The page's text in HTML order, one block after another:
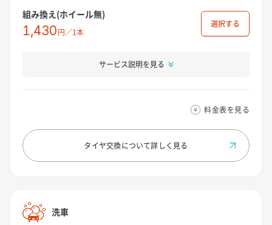
組み換え(ホイール無)
1,430円／1本
選択
サービス説明を見る
料金表を見る
タイヤ交換について詳しく見る
洗車